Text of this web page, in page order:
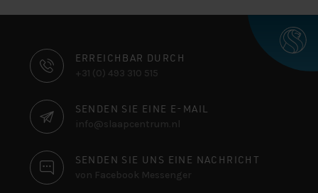
KONTAKTINFORMATIONEN
ERREICHBAR DURCH
+31 (0) 493 310 515
SENDEN SIE EINE E-MAIL
info@slaapcentrum.nl
SENDEN SIE UNS EINE NACHRICHT
von Facebook Messenger